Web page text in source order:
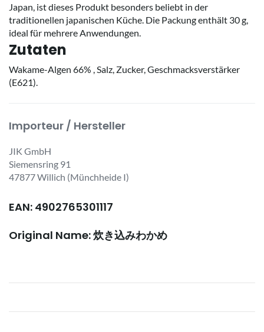
Japan, ist dieses Produkt besonders beliebt in der
traditionellen japanischen Küche. Die Packung enthält 30 g,
ideal für mehrere Anwendungen.
Zutaten
Wakame-Algen 66% , Salz, Zucker, Geschmacksverstärker
(E621).
Importeur / Hersteller
JIK GmbH
Siemensring 91
47877 Willich (Münchheide I)
EAN: 4902765301117
Original Name: 炊き込みわかめ